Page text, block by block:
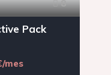
8
Pack
mes